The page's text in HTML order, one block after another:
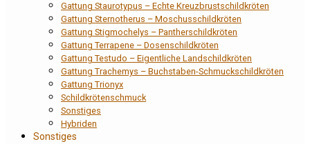
Gattung Staurotypus – Echte Kreuzbrustschildkröten
Gattung Sternotherus – Moschusschildkröten
Gattung Stigmochelys – Pantherschildkröten
Gattung Terrapene – Dosenschildkröten
Gattung Testudo – Eigentliche Landschildkröten
Gattung Trachemys – Buchstaben-Schmuckschildkröten
Gattung Trionyx
Schildkrötenschmuck
Sonstiges
Hybriden
Sonstiges